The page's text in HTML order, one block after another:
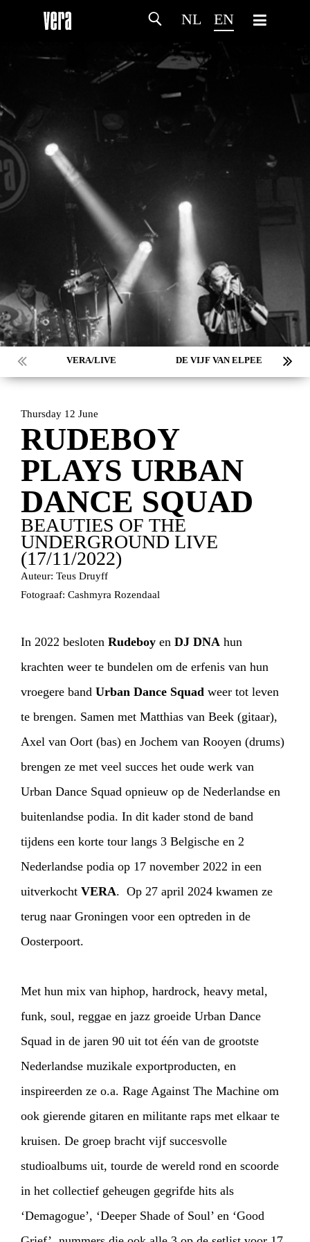
NL EN
VERA/LIVE DE VIJF VAN ELPEE
Thursday 12 June
RUDEBOY
PLAYS URBAN
DANCE SQUAD
BEAUTIES OF THE
UNDERGROUND LIVE
(17/11/2022)
Auteur: Teus Druyff
Fotograaf: Cashmyra Rozendaal
In 2022 besloten Rudeboy en DJ DNA hun
krachten weer te bundelen om de erfenis van hun
vroegere band Urban Dance Squad weer tot leven
te brengen. Samen met Matthias van Beek (gitaar),
Axel van Oort (bas) en Jochem van Rooyen (drums)
brengen ze met veel succes het oude werk van
Urban Dance Squad opnieuw op de Nederlandse en
buitenlandse podia. In dit kader stond de band
tijdens een korte tour langs 3 Belgische en 2
Nederlandse podia op 17 november 2022 in een
uitverkocht VERA. Op 27 april 2024 kwamen ze
terug naar Groningen voor een optreden in de
Oosterpoort.
Met hun mix van hiphop, hardrock, heavy metal,
funk, soul, reggae en jazz groeide Urban Dance
Squad in de jaren 90 uit tot één van de grootste
Nederlandse muzikale exportproducten, en
inspireerden ze o.a. Rage Against The Machine om
ook gierende gitaren en militante raps met elkaar te
kruisen. De groep bracht vijf succesvolle
studioalbums uit, tourde de wereld rond en scoorde
in het collectief geheugen gegrifde hits als
‘Demagogue’, ‘Deeper Shade of Soul’ en ‘Good